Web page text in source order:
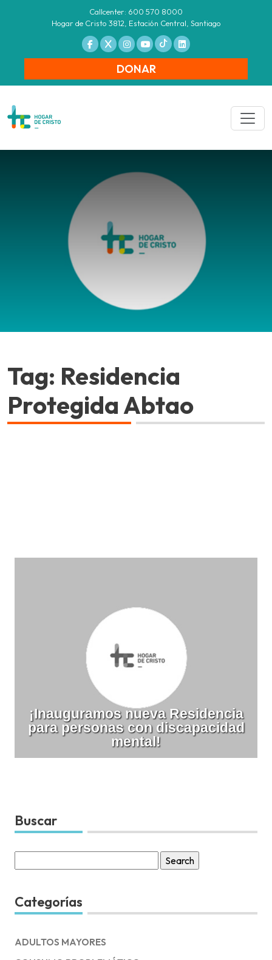
Callcenter: 600 570 8000
Hogar de Cristo 3812, Estación Central, Santiago
DONAR
Tag: Residencia
Protegida Abtao
¡Inauguramos nueva Residencia
para personas con discapacidad
mental!
Buscar
for:
Categorías
ADULTOS MAYORES